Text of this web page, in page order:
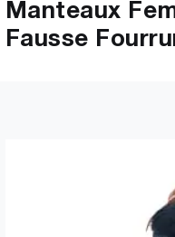
Manteaux
Fausse